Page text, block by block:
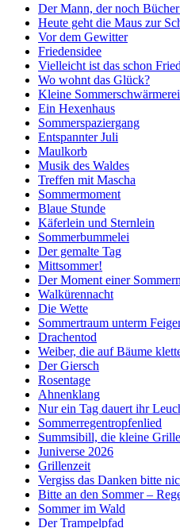
Der Mann, der noch
Heute geht die Maus zur
Vor dem Gewitter
Friedensidee
Vielleicht ist das schon
Wo wohnt das Glück?
Kleine Sommerschwärmerei
Ein Hexenhaus
Sommerspaziergang
Entspannter Juli
Maulkorb
Musik des Waldes
Treffen mit Mascha
Sommermoment
Blaue Stunde
Käferlein und Sternlein
Sommerbummelei
Der gemalte Tag
Mittsommer!
Der Moment einer
Walkürennacht
Die Wette
Sommertraum unterm
Drachentod
Weiber, die auf Bäume
Der Giersch
Rosentage
Ahnenklang
Nur ein Tag dauert ihr
Sommerregentropfenlied
Summsibill, die kleine Grille
Juniverse 2026
Grillenzeit
Vergiss das Danken bitte
Bitte an den Sommer –
Sommer im Wald
Der Trampelpfad